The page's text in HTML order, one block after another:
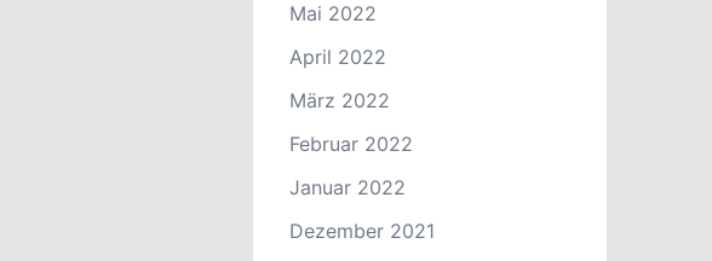
Mai 2022
April 2022
März 2022
Februar 2022
Januar 2022
Dezember 2021